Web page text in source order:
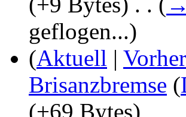
geflogen...)
(Aktuell |
Brisanzbremse (
(+69 Bytes)